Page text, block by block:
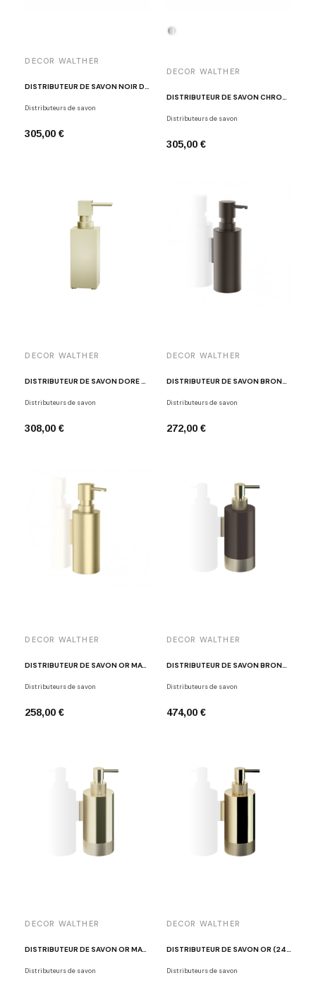
DECOR WALTHER
DISTRIBUTEUR DE SAVON NOIR DW 475
Distributeurs de savon
305,00 €
DECOR WALTHER
DISTRIBUTEUR DE SAVON CHROME POLI DW 475
Distributeurs de savon
305,00 €
DECOR WALTHER
DISTRIBUTEUR DE SAVON DORÉ MAT DW395
Distributeurs de savon
308,00 €
DECOR WALTHER
DISTRIBUTEUR DE SAVON BRONZE MK WSP
Distributeurs de savon
272,00 €
DECOR WALTHER
DISTRIBUTEUR DE SAVON OR MAT MK WSP
Distributeurs de savon
258,00 €
DECOR WALTHER
DISTRIBUTEUR DE SAVON BRONZE/OR MAT (24 CARAT) CLUB WSP 1
Distributeurs de savon
474,00 €
DECOR WALTHER
DISTRIBUTEUR DE SAVON OR MAT (24 CARAT) CLUB WSP 1
Distributeurs de savon
DECOR WALTHER
DISTRIBUTEUR DE SAVON OR (24 CARAT) CLUB WSP 1
Distributeurs de savon